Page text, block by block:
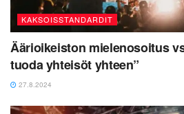
KAKSOISSTANDARDIT
Äärioikeiston mielenosoitus
tuoda yhteisöt yhteen”
27.8.2024